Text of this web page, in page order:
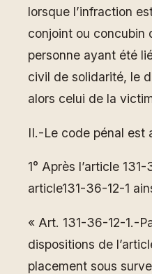
lorsque l’infraction
conjoint ou concubin
personne ayant été
civil de solidarité, le
alors celui de la
II.-Le code pénal est
1° Après l’article
article131-36-12-1
« Art. 131-36-12-1.-
dispositions de
placement sous